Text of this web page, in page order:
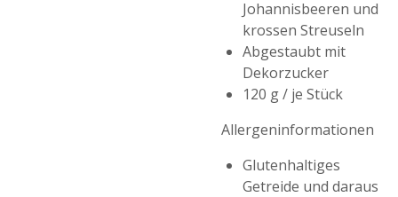
Johannisbeeren und
krossen Streuseln
Abgestaubt mit
Dekorzucker
120 g / je Stück
Allergeninformationen
Glutenhaltiges
Getreide und daraus